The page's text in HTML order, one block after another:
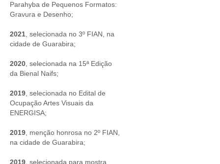
Parahyba de Pequenos Formatos:
Gravura e Desenho;
2021 , selecionada no 3º FIAN, na
cidade de Guarabira;
2020 , selecionada na 15ª Edição
da Bienal Naifs;
2019 , selecionada no Edital de
Ocupação Artes Visuais da
ENERGISA;
2019 , menção honrosa no 2º FIAN,
na cidade de Guarabira;
2019 , selecionada para mostra